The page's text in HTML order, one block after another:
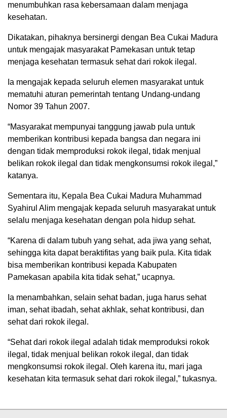
menumbuhkan rasa kebersamaan dalam menjaga
kesehatan.
Dikatakan, pihaknya bersinergi dengan Bea Cukai Madura
untuk mengajak masyarakat Pamekasan untuk tetap
menjaga kesehatan termasuk sehat dari rokok ilegal.
Ia mengajak kepada seluruh elemen masyarakat untuk
mematuhi aturan pemerintah tentang Undang-undang
Nomor 39 Tahun 2007.
“Masyarakat mempunyai tanggung jawab pula untuk
memberikan kontribusi kepada bangsa dan negara ini
dengan tidak memproduksi rokok ilegal, tidak menjual
belikan rokok ilegal dan tidak mengkonsumsi rokok ilegal,”
katanya.
Sementara itu, Kepala Bea Cukai Madura Muhammad
Syahirul Alim mengajak kepada seluruh masyarakat untuk
selalu menjaga kesehatan dengan pola hidup sehat.
“Karena di dalam tubuh yang sehat, ada jiwa yang sehat,
sehingga kita dapat beraktifitas yang baik pula. Kita tidak
bisa memberikan kontribusi kepada Kabupaten
Pamekasan apabila kita tidak sehat,” ucapnya.
Ia menambahkan, selain sehat badan, juga harus sehat
iman, sehat ibadah, sehat akhlak, sehat kontribusi, dan
sehat dari rokok ilegal.
“Sehat dari rokok ilegal adalah tidak memproduksi rokok
ilegal, tidak menjual belikan rokok ilegal, dan tidak
mengkonsumsi rokok ilegal. Oleh karena itu, mari jaga
kesehatan kita termasuk sehat dari rokok ilegal,” tukasnya.